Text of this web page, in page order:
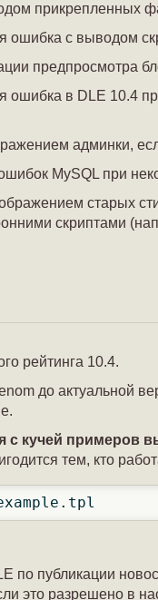
прикрепленных
ошибка с выводом
предпросмотра
ошибка в DLE 10.4
админки,
MySQL при
старых
скриптами
рейтинга 10.4.
до актуальной
с кучей примеров
тем, кто
по публикации
это разрешено в